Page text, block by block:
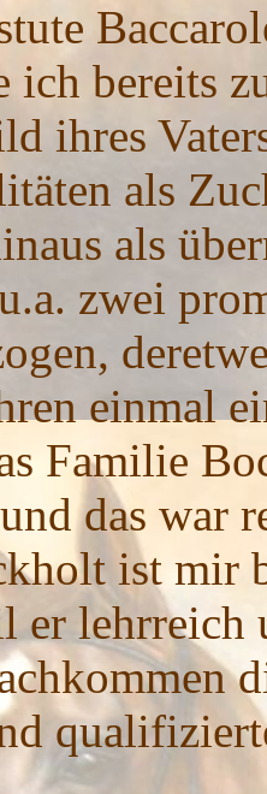
ich bereits
ihres
als
als
zwei
einmal
Familie
das war
ist mir
er